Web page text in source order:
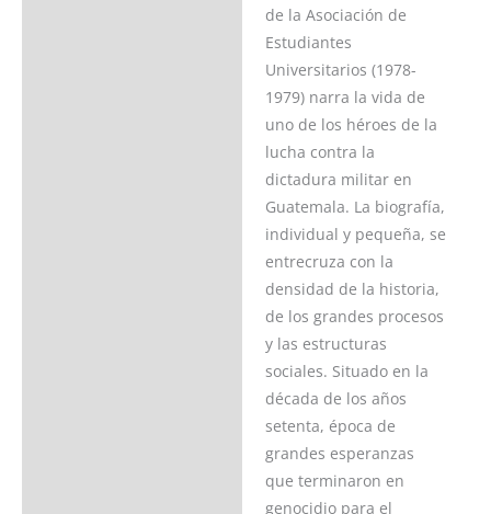
de la Asociación de
Estudiantes
Universitarios (1978-
1979) narra la vida de
uno de los héroes de la
lucha contra la
dictadura militar en
Guatemala. La biografía,
individual y pequeña, se
entrecruza con la
densidad de la historia,
de los grandes procesos
y las estructuras
sociales. Situado en la
década de los años
setenta, época de
grandes esperanzas
que terminaron en
genocidio para el